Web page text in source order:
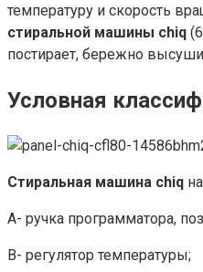
температуру и скорость
стиральной машины chiq
постирает, бережно
Условная
Стиральная машина chiq
А- ручка программатора,
В- регулятор температуры;